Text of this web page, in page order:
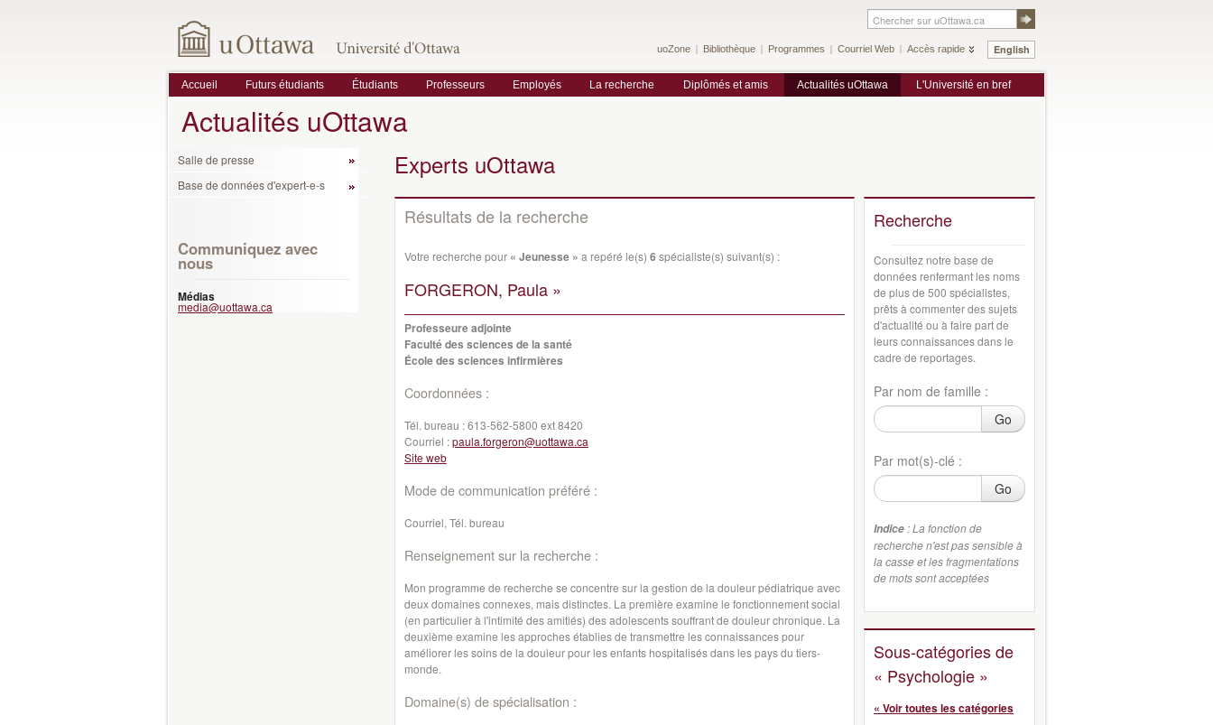
English
uoZone Bibliothèque Programmes Courriel Web Accès rapide
Accueil Futurs étudiants Étudiants Professeurs Employés La recherche Diplômés et amis Actualités uOttawa L'Université en bref
Actualités uOttawa
Salle de presse
Base de données d'expert-e-s
Communiquez avec
nous
Médias
media@uottawa.ca
Experts uOttawa
Résultats de la recherche
Votre recherche pour « Jeunesse » a repéré le(s) 6 spécialiste(s) suivant(s) :
FORGERON, Paula »
Professeure adjointe
Faculté des sciences de la santé
École des sciences infirmières
Coordonnées :
Tél. bureau :613-562-5800 ext 8420
Courriel :paula.forgeron@uottawa.ca
Site web
Mode de communication préféré :
Courriel, Tél. bureau
Renseignement sur la recherche :
Mon programme de recherche se concentre sur la gestion de la douleur pédiatrique avec
deux domaines connexes, mais distinctes. La première examine le fonctionnement social
(en particulier à l'intimité des amitiés) des adolescents souffrant de douleur chronique. La
deuxième examine les approches établies de transmettre les connaissances pour
améliorer les soins de la douleur pour les enfants hospitalisés dans les pays du tiers-
monde.
Domaine(s) de spécialisation :
Recherche
Consultez notre base de
données renfermant les noms
de plus de 500 spécialistes,
prêts à commenter des sujets
d'actualité ou à faire part de
leurs connaissances dans le
cadre de reportages.
Par nom de famille :
Go
Par mot(s)-clé :
Go
Indice : La fonction de
recherche n'est pas sensible à
la casse et les fragmentations
de mots sont acceptées
Sous-catégories de
« Psychologie »
« Voir toutes les catégories